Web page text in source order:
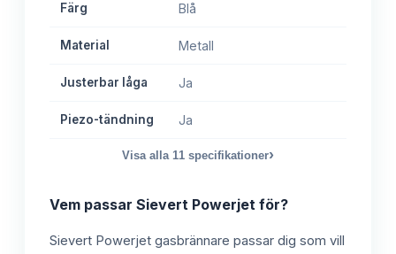
Färg Blå
Material Metall
Justerbar låga Ja
Piezo-tändning Ja
Visa alla 11 specifikationer›
Vem passar Sievert Powerjet för?
Sievert Powerjet gasbrännare passar dig som vill